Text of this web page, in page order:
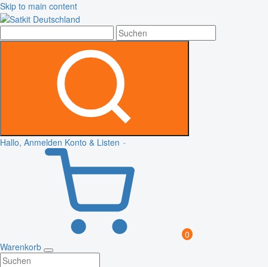
Skip to main content
Hallo, Anmelden Konto & Listen
0
Warenkorb